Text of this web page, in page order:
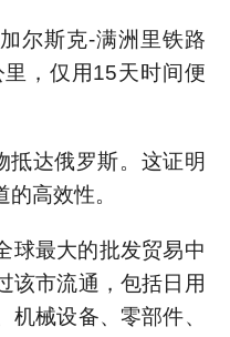
尔斯克-满洲里铁路
，仅用15天时间便
抵达俄罗斯。这证明
高效性。
球最大的批发贸易中
该市流通，包括日用
械设备、零部件、